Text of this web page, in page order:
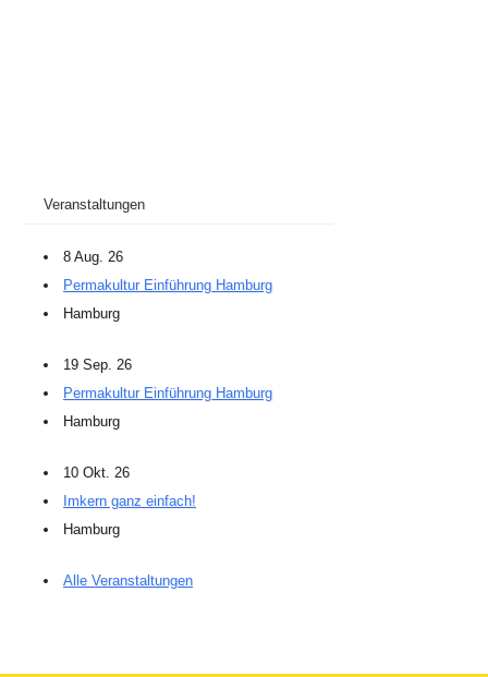
Veranstaltungen
8 Aug. 26
Permakultur Einführung Hamburg
Hamburg
19 Sep. 26
Permakultur Einführung Hamburg
Hamburg
10 Okt. 26
Imkern ganz einfach!
Hamburg
Alle Veranstaltungen